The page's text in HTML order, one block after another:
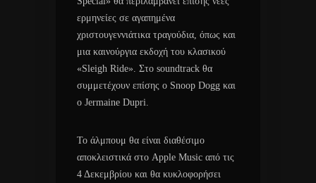
ερμηνείες σε αγαπημένα
χριστουγεννιάτικα τραγούδια, όπως και
μια καινούργια εκδοχή του κλασικού
«Sleigh Ride». Στο soundtrack θα
συμμετέχουν επίσης ο Snoop Dogg και
ο Jermaine Dupri.
Το άλμπουμ θα είναι διαθέσιμο
αποκλειστικά στο Apple Music από τις
4 Δεκεμβρίου και θα κυκλοφορήσει